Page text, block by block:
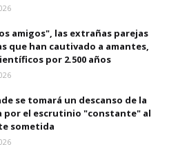
amigos", las extrañas parejas
que han cautivado a amantes,
por 2.500 años
se tomará un descanso de la
por el escrutinio "constante" al
sometida